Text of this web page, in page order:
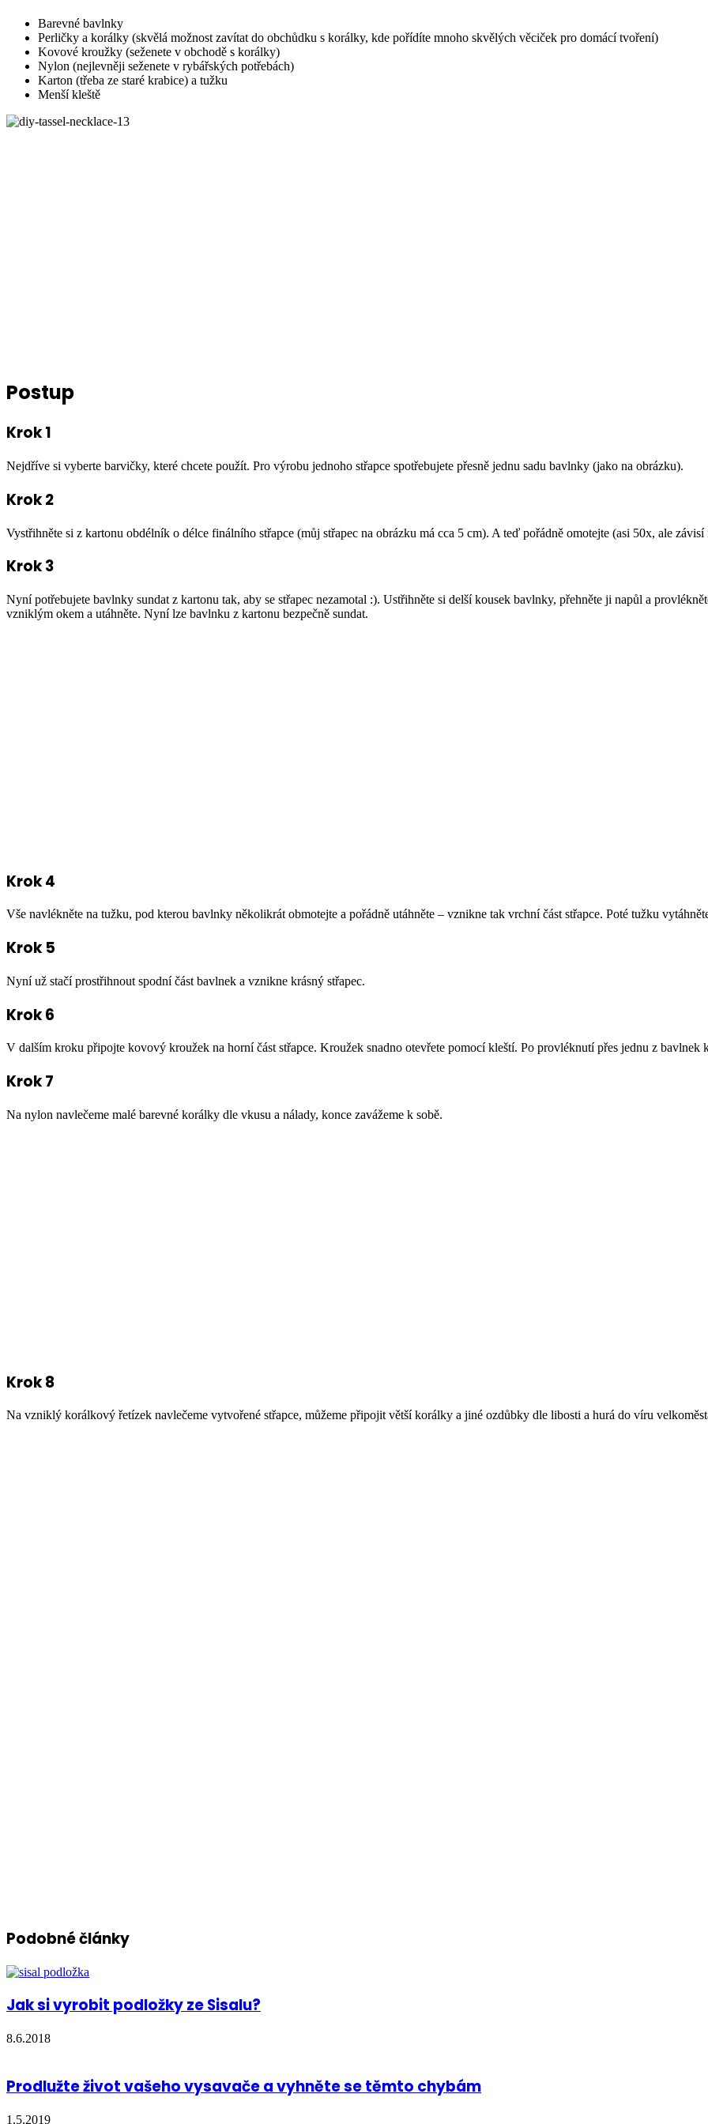
Barevné bavlnky
Perličky a korálky (skvělá možnost zavítat do obchůdku s korálky, kde pořídíte mnoho skvělých věciček pro domácí tvoření)
Kovové kroužky (seženete v obchodě s korálky)
Nylon (nejlevněji seženete v rybářských potřebách)
Karton (třeba ze staré krabice) a tužku
Menší kleště
Postup
Krok 1
Nejdříve si vyberte barvičky, které chcete použít. Pro výrobu jednoho střapce spotřebujete přesně jednu sadu bavlnky (jako na obrázku).
Krok 2
Vystřihněte si z kartonu obdélník o délce finálního střapce (můj střapec na obrázku má cca 5 cm). A teď pořádně omotejte (asi 50x, ale
Krok 3
Nyní potřebujete bavlnky sundat z kartonu tak, aby se střapec nezamotal :). Ustřihněte si delší kousek bavlnky, přehněte ji napůl a
vzniklým okem a utáhněte. Nyní lze bavlnku z kartonu bezpečně sundat.
Krok 4
Vše navlékněte na tužku, pod kterou bavlnky několikrát obmotejte a pořádně utáhněte – vznikne tak vrchní část střapce. Poté tužku
Krok 5
Nyní už stačí prostřihnout spodní část bavlnek a vznikne krásný střapec.
Krok 6
V dalším kroku připojte kovový kroužek na horní část střapce. Kroužek snadno otevřete pomocí kleští. Po provléknutí přes jednu z bavlnek
Krok 7
Na nylon navlečeme malé barevné korálky dle vkusu a nálady, konce zavážeme k sobě.
Krok 8
Na vzniklý korálkový řetízek navlečeme vytvořené střapce, můžeme připojit větší korálky a jiné ozdůbky dle libosti a hurá do víru
Podobné články
Jak si vyrobit podložky ze Sisalu?
8.6.2018
Prodlužte život vašeho vysavače a vyhněte se těmto chybám
1.5.2019